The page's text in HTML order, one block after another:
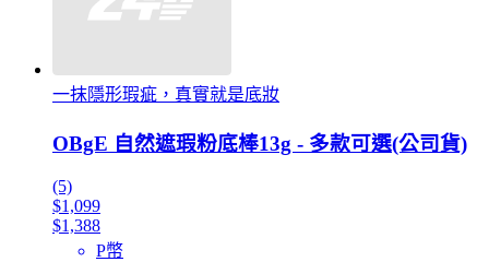
一抹隱形瑕疵，真實就是底妝
OBgE 自然遮瑕粉底棒13g - 多款可選(公司貨)
(5)
$1,099
$1,388
P幣